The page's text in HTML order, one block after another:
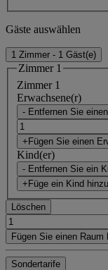
Gäste auswählen
1 Zimmer - 1 Gäst(e)
Zimmer 1
Zimmer 1
Erwachsene(r)
- Entfernen Sie
+Fügen Sie einen
Kind(er)
- Entfernen Sie ein
+Füge ein Kind hinzu
Löschen
Fügen Sie einen Raum
Sondertarife